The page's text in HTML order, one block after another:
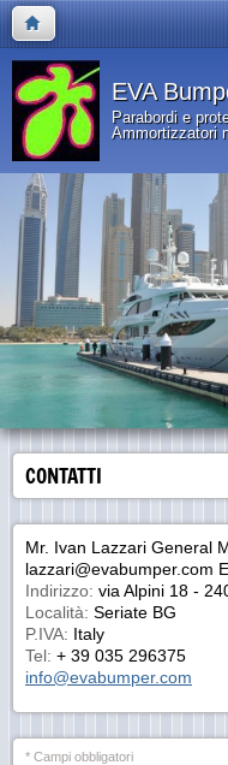
EVA
Parabordi e
Ammortizzatori
CONTATTI
Mr. Ivan Lazzari General
lazzari@evabumper.com
Indirizzo: via Alpini 18 -
Località: Seriate BG
P.IVA: Italy
Tel: + 39 035 296375
info@evabumper.com
* Campi obbligatori